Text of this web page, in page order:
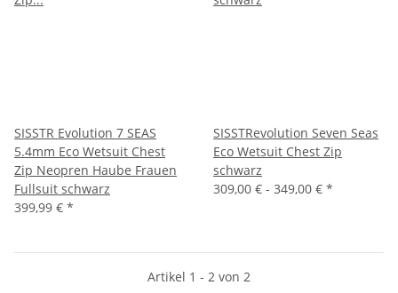
SISSTR Evolution 7 SEAS
5.4mm Eco Wetsuit Chest
Zip Neopren Haube Frauen
Fullsuit schwarz
399,99 € *
SISSTRevolution Seven Seas
Eco Wetsuit Chest Zip
schwarz
309,00 € - 349,00 € *
Artikel 1 - 2 von 2